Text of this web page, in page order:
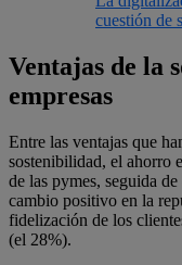
cuestión de
Ventajas de la
empresas
Entre las ventajas que
sostenibilidad, el ahorro
de las pymes, seguida
cambio positivo en la
fidelización de los
(el 28%).